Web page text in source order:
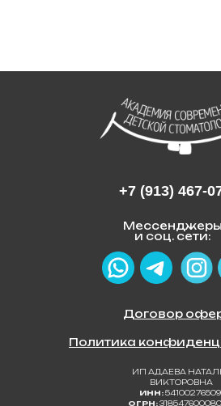
Политика
Договор
Мессенджеры
и соц. сети:
+7 (913) 467-
ИП АДАЕВА
ВИКТОРОВНА
ИНН:
ОГРН: